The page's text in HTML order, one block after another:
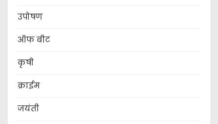
उपोषण
ऑफ बीट
कृषी
क्राईम
जयंती